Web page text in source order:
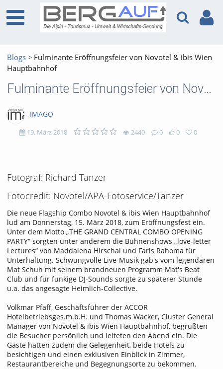
Blogs
Fulminante Eröffnungsfeier von Novotel & ibis Wien
Hauptbahnhof
Fulminante Eröffnungsfeier von Novotel & ibis Wien Hauptbahnhof
IMAGO
19. März 2018 2440 0 0 0
Fotograf: Richard Tanzer
Fotocredit: Novotel/APA-Fotoservice/Tanzer
Die neue Flagship Combo Novotel & ibis Wien Hauptbahnhof
lud am Donnerstag, 15. März 2018, zum Eröffnungsfest ein.
Unter dem Motto „THE GRAND CENTRAL COMBO OPENING
PARTY“ sorgten unter anderem die Bühnenshows „love-letter
Lectures“ von Maddalena Hirschal und Faris Rahoma für
Unterhaltung. Schwungvolle Live-Musik gab's vom legendären
Mat Schuh mit seinem brandneuen Programm Mat's Beat
Club und für funkige DJ-Sounds sorgte zu späterer Stunde
u.a. das angesagte Heimlich-Collective.
Volkmar Pfaff, Geschäftsführer der ACCOR
Hotelbetriebsges.m.b.H. und Thomas Wacker, Cluster General
Manager von Novotel & ibis Wien Hauptbahnhof, begrüßten
die Besucher persönlich und leiteten den Abend ein. Die
Gäste hatten zudem die Gelegenheit, beide Hotels zu
besichtigen und einen exklusiven Einblick in Zimmer,
Restaurantbereiche und Begegnungsorte zu bekommen.